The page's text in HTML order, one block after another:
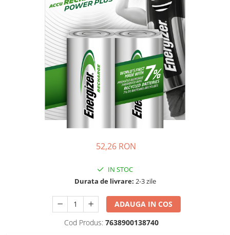
Incarcatoare acumulatori
Panouri fotovoltaice si accesorii
Panouri fotovoltaice
Sisteme prindere panouri
fotovoltaice
Invertoare Hibrid
Invertoare On-grid
Convertoare de tensiune
Sisteme de stocare energie
52,26 RON
IN STOC
Durata de livrare: 2-3 zile
ADAUGA IN COS
Cod Produs: 7638900138740